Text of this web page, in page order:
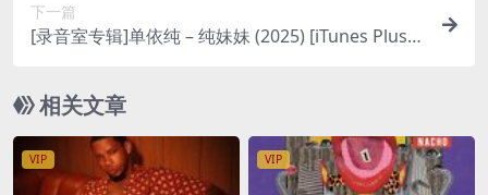
下一篇
[录音室专辑]单依纯 – 纯妹妹 (2025) [iTunes Plus
相关文章
VIP VIP